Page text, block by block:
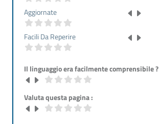
Aggiornate
Facili Da Reperire
Il linguaggio era facilmente comprensibile ?
Valuta questa pagina :